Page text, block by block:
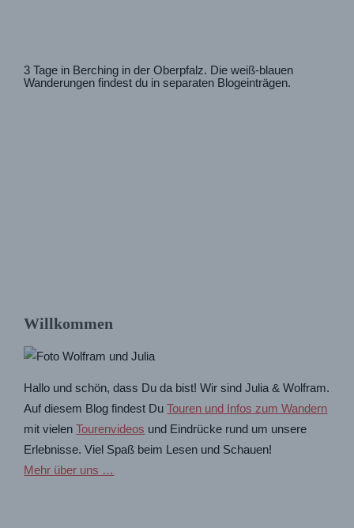
Willkommen
Hallo und schön, dass Du da bist! Wir sind Julia & Wolfram.
Auf diesem Blog findest DuTouren und Infos zum Wandern
mit vielenTourenvideos und Eindrücke rund um unsere
Erlebnisse. Viel Spaß beim Lesen und Schauen!
Mehr über uns …
3 Tage in Berching in der Oberpfalz. Die weiß-blauen
Wanderungen findest du in separaten Blogeinträgen.